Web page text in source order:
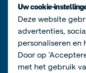
Uw cookie-
Deze website
advertenties,
personaliseren en
Door op
met het gebruik
Privacy disclaimer
Algemene
© De Heus Voeders